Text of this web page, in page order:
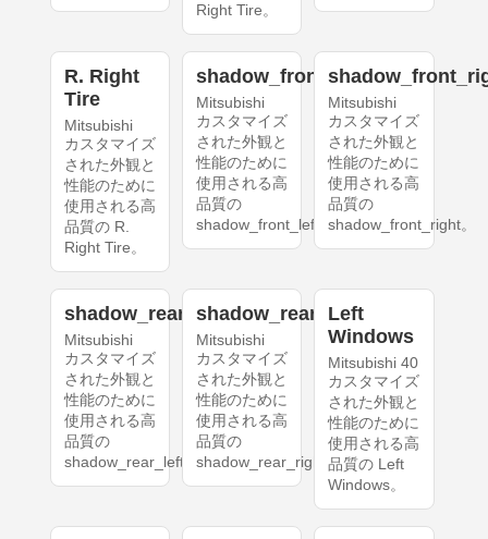
Right Tire。
R. Right
Tire
Mitsubishi
カスタマイズ
された外観と
性能のために
使用される高
品質の R.
Right Tire。
shadow_front_left
Mitsubishi
カスタマイズ
された外観と
性能のために
使用される高
品質の
shadow_front_left。
Mitsubishi
カスタマイズ
された外観と
性能のために
使用される高
品質の
shadow_front_right。
shadow_rear_left
Mitsubishi
カスタマイズ
された外観と
性能のために
使用される高
品質の
shadow_rear_left。
shadow_rear_right
Mitsubishi
カスタマイズ
された外観と
性能のために
使用される高
品質の
shadow_rear_right。
Left
Windows
Mitsubishi 40
カスタマイズ
された外観と
性能のために
使用される高
品質の Left
Windows。